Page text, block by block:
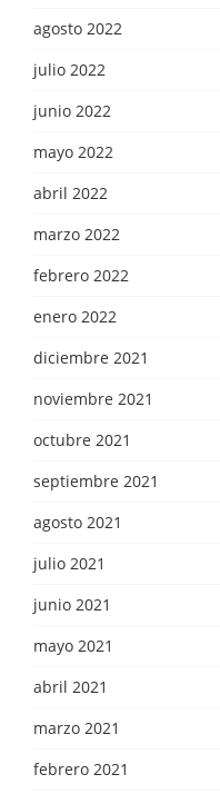
agosto 2022
julio 2022
junio 2022
mayo 2022
abril 2022
marzo 2022
febrero 2022
enero 2022
diciembre 2021
noviembre 2021
octubre 2021
septiembre 2021
agosto 2021
julio 2021
junio 2021
mayo 2021
abril 2021
marzo 2021
febrero 2021